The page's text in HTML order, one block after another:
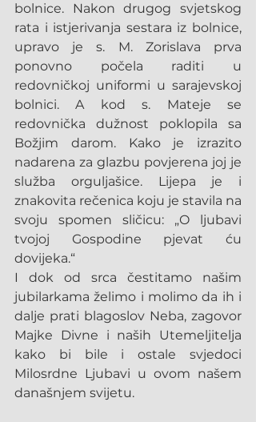
bolnice. Nakon drugog svjetskog
rata i istjerivanja sestara iz bolnice,
upravo je s. M. Zorislava prva
ponovno počela raditi u
redovničkoj uniformi u sarajevskoj
bolnici. A kod s. Mateje se
redovnička dužnost poklopila sa
Božjim darom. Kako je izrazito
nadarena za glazbu povjerena joj je
služba orguljašice. Lijepa je i
znakovita rečenica koju je stavila na
svoju spomen sličicu: „O ljubavi
tvojoj Gospodine pjevat ću
dovijeka.“
I dok od srca čestitamo našim
jubilarkama želimo i molimo da ih i
dalje prati blagoslov Neba, zagovor
Majke Divne i naših Utemeljitelja
kako bi bile i ostale svjedoci
Milosrdne Ljubavi u ovom našem
današnjem svijetu.